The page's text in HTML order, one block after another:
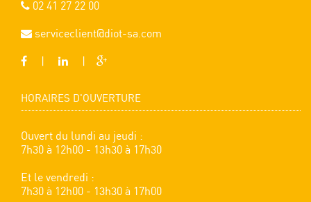
02 41 27 22 00
serviceclient@diot-sa.com
HORAIRES D'OUVERTURE
Ouvert du lundi au jeudi :
7h30 à 12h00 - 13h30 à 17h30
Et le vendredi :
7h30 à 12h00 - 13h30 à 17h00